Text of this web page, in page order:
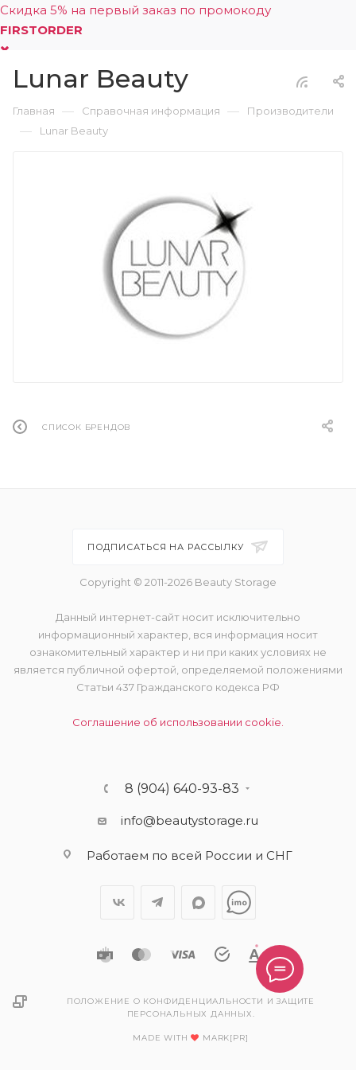
Скидка 5% на первый заказ по промокоду
FIRSTORDER
0
Lunar Beauty
Главная — Справочная информация — Производители
— Lunar Beauty
СПИСОК БРЕНДОВ
ПОДПИСАТЬСЯ НА РАССЫЛКУ
Copyright © 2011-2026 Beauty Storage
Данный интернет-сайт носит исключительно
информационный характер, вся информация носит
ознакомительный характер и ни при каких условиях не
является публичной офертой, определяемой положениями
Статьи 437 Гражданского кодекса РФ
Соглашение об использовании cookie.
8 (904) 640-93-83
info@beautystorage.ru
Работаем по всей России и СНГ
ПОЛОЖЕНИЕ О КОНФИДЕНЦИАЛЬНОСТИ И ЗАЩИТЕ
ПЕРСОНАЛЬНЫХ ДАННЫХ.
MADE WITH MARK[PR]